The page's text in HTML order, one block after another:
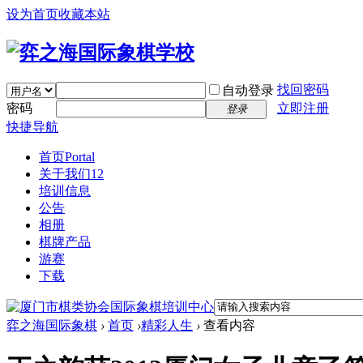
设为首页收藏本站
自动登录 找回密码
密码
登录
立即注册
快捷导航
首页Portal
关于我们12
培训信息
公告
相册
棋牌产品
游赛
下载
弈之海国际象棋 › 首页 ›精彩人生 › 查看内容